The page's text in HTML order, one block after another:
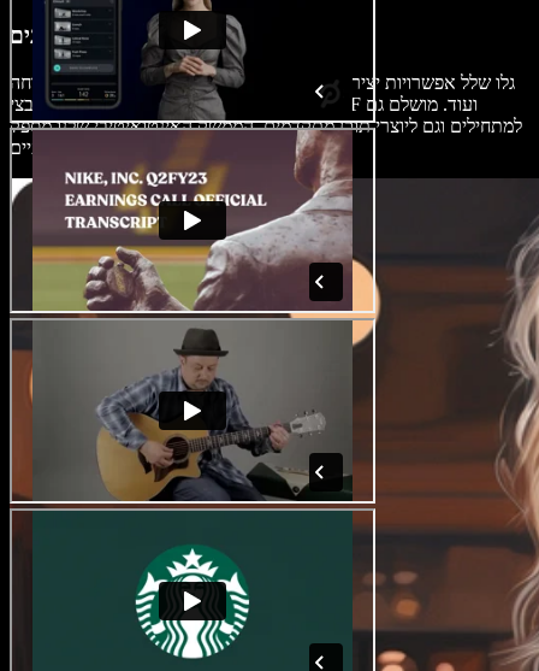
עריכת סרטוני תדמית כמו מקצוענים
גלו שלל אפשרויות יצירה עם יוצר הקולאז' שלנו – פלטפורמה קלה ונוחה
עם תבניות, מדבקות, פונטים, מעברים, קבצי GIF ועוד. מושלם גם
למתחילים וגם ליוצרי תוכן מתקדמים, הממשק האינטואיטיבי שלנו מספק
כלים מתקדמים לעריכת קולאז'ים מקצועיים.